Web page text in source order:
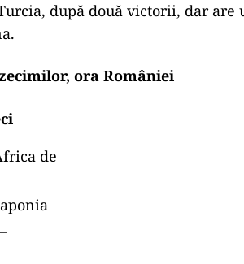
după două victorii, dar are
ora României
de